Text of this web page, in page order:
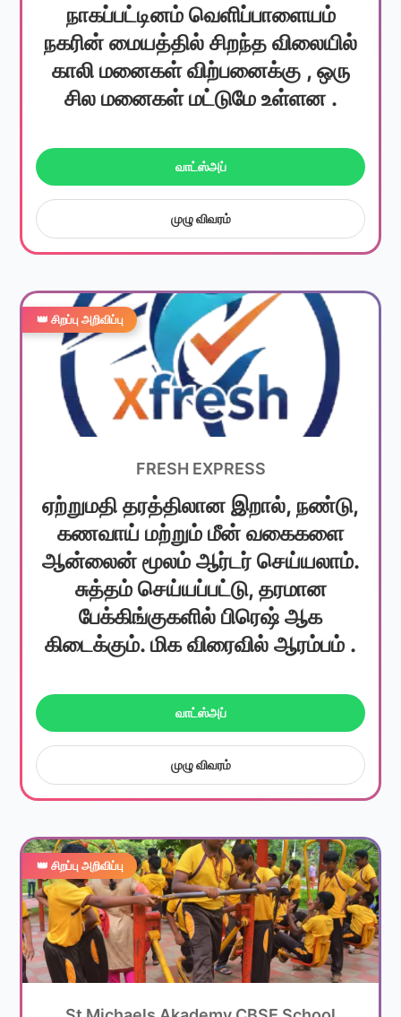
நாகப்பட்டினம் வெளிப்பாளையம்
நகரின் மையத்தில் சிறந்த விலையில்
காலி மனைகள் விற்பனைக்கு , ஒரு
சில மனைகள் மட்டுமே உள்ளன .
வாட்ஸ்அப்
முழு விவரம்
👑 சிறப்பு அறிவிப்பு
FRESH EXPRESS
ஏற்றுமதி தரத்திலான இறால், நண்டு,
கணவாய் மற்றும் மீன் வகைகளை
ஆன்லைன் மூலம் ஆர்டர் செய்யலாம்.
சுத்தம் செய்யப்பட்டு, தரமான
பேக்கிங்குகளில் பிரெஷ் ஆக
கிடைக்கும். மிக விரைவில் ஆரம்பம் .
வாட்ஸ்அப்
முழு விவரம்
👑 சிறப்பு அறிவிப்பு